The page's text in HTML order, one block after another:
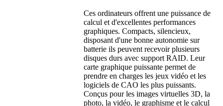
Ces ordinateurs offrent une puissance de
calcul et d'excellentes performances
graphiques. Compacts, silencieux,
disposant d'une bonne autonomie sur
batterie ils peuvent recevoir plusieurs
disques durs avec support RAID. Leur
carte graphique puissante permet de
prendre en charges les jeux vidéo et les
logiciels de CAO les plus puissants.
Conçus pour les images virtuelles 3D, la
photo, la vidéo, le graphisme et le calcul